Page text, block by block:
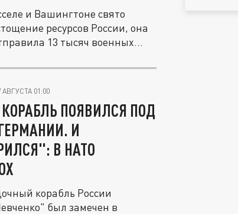
и Вашингтоне свято
ресурсов России, она
13 тысяч военных...
АВГУСТА 01:00
ПОЯВИЛСЯ ПОД
И
В НАТО
корабль России
был замечен в